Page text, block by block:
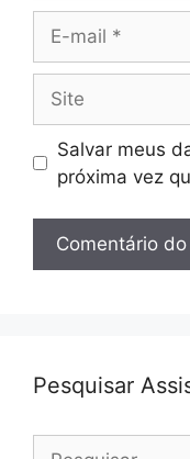
mail
Salvar meus
próxima vez
Pesquisar
Pesquisar